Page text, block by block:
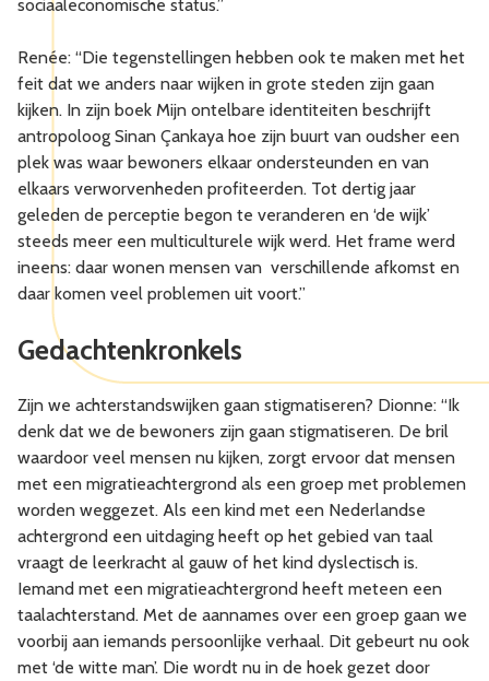
sociaaleconomische status.”
Renée: “Die tegenstellingen hebben ook te maken met het
feit dat we anders naar wijken in grote steden zijn gaan
kijken. In zijn boek Mijn ontelbare identiteiten beschrijft
antropoloog Sinan Çankaya hoe zijn buurt van oudsher een
plek was waar bewoners elkaar ondersteunden en van
elkaars verworvenheden profiteerden. Tot dertig jaar
geleden de perceptie begon te veranderen en ‘de wijk’
steeds meer een multiculturele wijk werd. Het frame werd
ineens: daar wonen mensen van verschillende afkomst en
daar komen veel problemen uit voort.”
Gedachtenkronkels
Zijn we achterstandswijken gaan stigmatiseren? Dionne: “Ik
denk dat we de bewoners zijn gaan stigmatiseren. De bril
waardoor veel mensen nu kijken, zorgt ervoor dat mensen
met een migratieachtergrond als een groep met problemen
worden weggezet. Als een kind met een Nederlandse
achtergrond een uitdaging heeft op het gebied van taal
vraagt de leerkracht al gauw of het kind dyslectisch is.
Iemand met een migratieachtergrond heeft meteen een
taalachterstand. Met de aannames over een groep gaan we
voorbij aan iemands persoonlijke verhaal. Dit gebeurt nu ook
met ‘de witte man’. Die wordt nu in de hoek gezet door